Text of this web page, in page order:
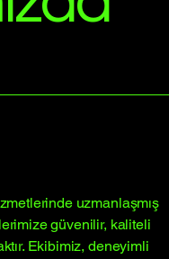
uzmanlaşmış
güvenilir, kaliteli
Ekibimiz, deneyimli